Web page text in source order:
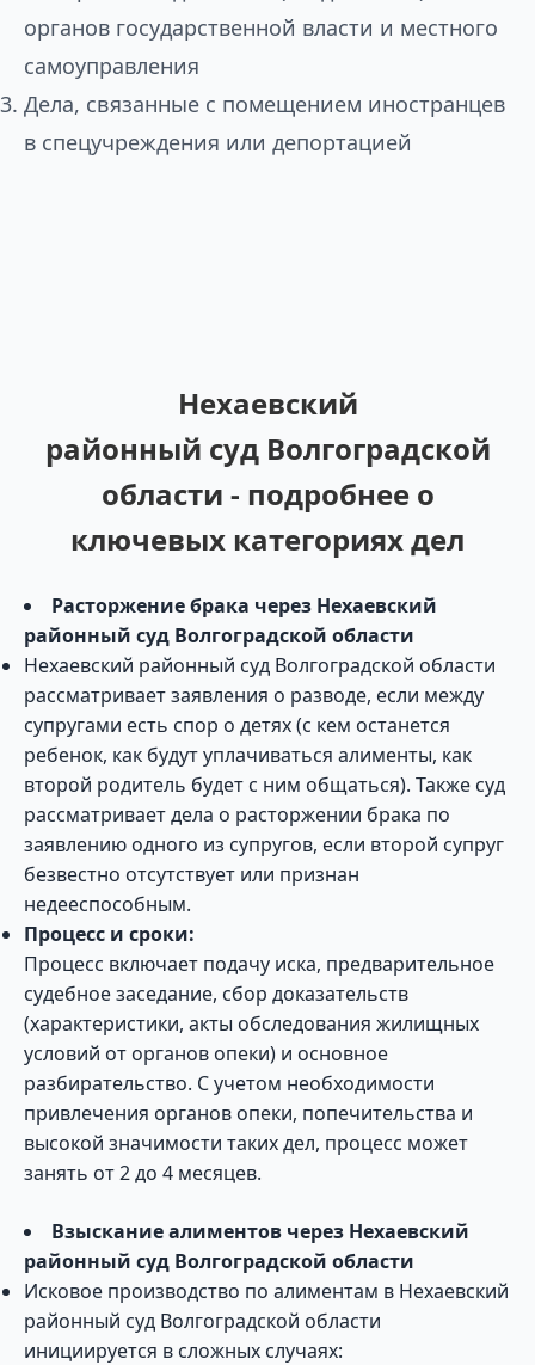
органов государственной власти и местного
самоуправления
Дела, связанные с помещением иностранцев
в спецучреждения или депортацией
Нехаевский
районный суд Волгоградской
области - подробнее о
ключевых категориях дел
Расторжение брака через Нехаевский
районный суд Волгоградской области
Нехаевский районный суд Волгоградской области
рассматривает заявления о разводе, если между
супругами есть спор о детях (с кем останется
ребенок, как будут уплачиваться алименты, как
второй родитель будет с ним общаться). Также суд
рассматривает дела о расторжении брака по
заявлению одного из супругов, если второй супруг
безвестно отсутствует или признан
недееспособным.
Процесс и сроки:
Процесс включает подачу иска, предварительное
судебное заседание, сбор доказательств
(характеристики, акты обследования жилищных
условий от органов опеки) и основное
разбирательство. С учетом необходимости
привлечения органов опеки, попечительства и
высокой значимости таких дел, процесс может
занять от 2 до 4 месяцев.
Взыскание алиментов через Нехаевский
районный суд Волгоградской области
Исковое производство по алиментам в Нехаевский
районный суд Волгоградской области
инициируется в сложных случаях: